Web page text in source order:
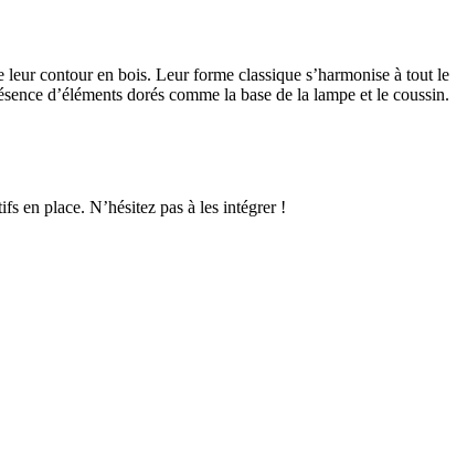
contour en bois. Leur forme classique s’harmonise à tout le
d’éléments dorés comme la base de la lampe et le coussin.
en place. N’hésitez pas à les intégrer !